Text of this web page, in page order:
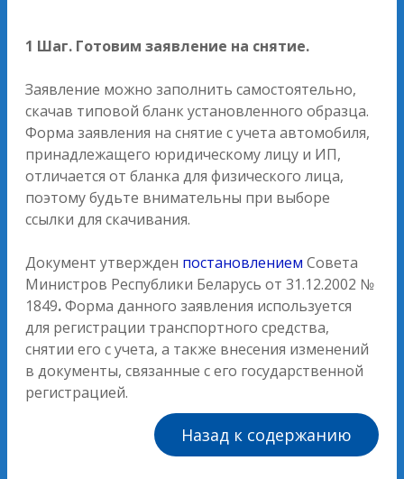
1 Шаг. Готовим заявление на снятие.
Заявление можно заполнить самостоятельно,
скачав типовой бланк установленного образца.
Форма заявления на снятие с учета автомобиля,
принадлежащего юридическому лицу и ИП,
отличается от бланка для физического лица,
поэтому будьте внимательны при выборе
ссылки для скачивания.
Документ утвержден постановлением Совета
Министров Республики Беларусь от 31.12.2002 №
1849.Форма данного заявления используется
для регистрации транспортного средства,
снятии его с учета, а также внесения изменений
в документы, связанные с его государственной
регистрацией.
Назад к содержанию